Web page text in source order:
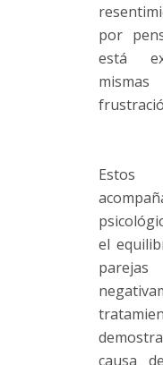
por
está
Estos
el
causa